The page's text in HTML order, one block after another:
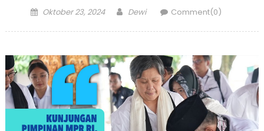
Posted
Oktober 23, 2024 Author
Dewi Comment(0)